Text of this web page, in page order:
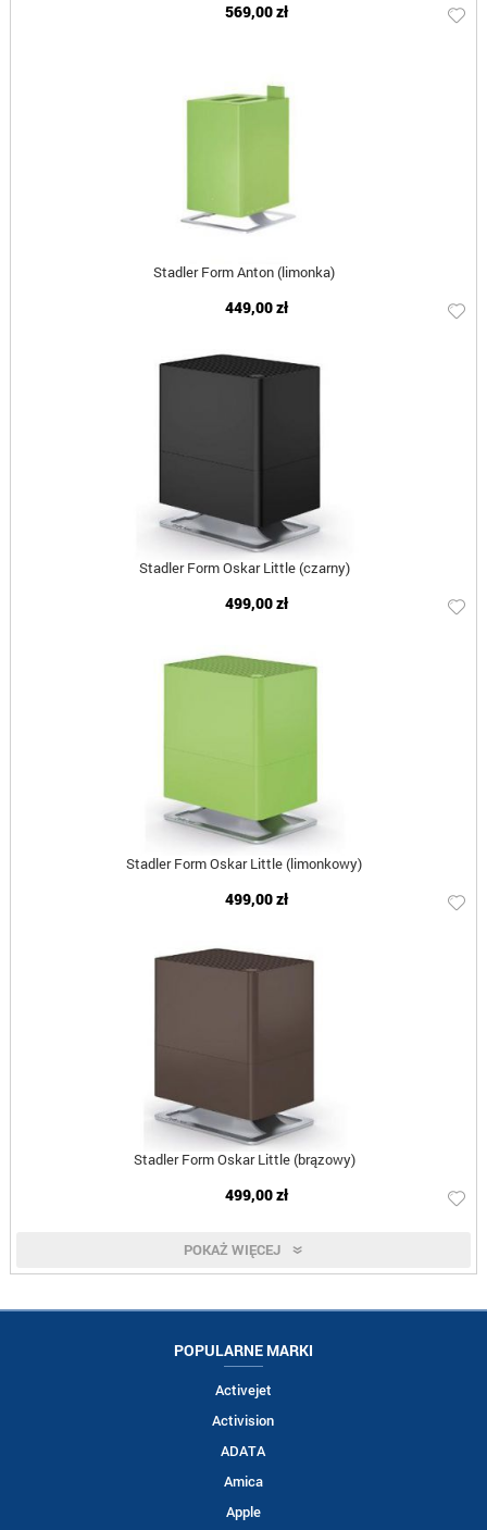
569,00 zł
Stadler Form Anton (limonka)
449,00 zł
Stadler Form Oskar Little (czarny)
499,00 zł
Stadler Form Oskar Little (limonkowy)
499,00 zł
Stadler Form Oskar Little (brązowy)
499,00 zł
POKAŻ WIĘCEJ
POPULARNE MARKI
Activejet
Activision
ADATA
Amica
Apple